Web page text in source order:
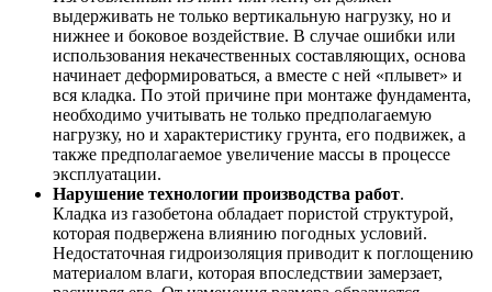
выдерживать не только вертикальную нагрузку, но и
нижнее и боковое воздействие. В случае ошибки или
использования некачественных составляющих, основа
начинает деформироваться, а вместе с ней «плывет» и
вся кладка. По этой причине при монтаже фундамента,
необходимо учитывать не только предполагаемую
нагрузку, но и характеристику грунта, его подвижек, а
также предполагаемое увеличение массы в процессе
эксплуатации.
Нарушение технологии производства работ.
Кладка из газобетона обладает пористой структурой,
которая подвержена влиянию погодных условий.
Недостаточная гидроизоляция приводит к поглощению
материалом влаги, которая впоследствии замерзает,